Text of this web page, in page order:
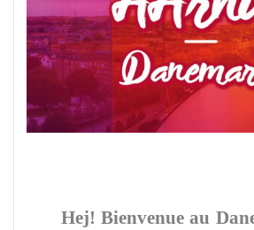
Hej! Bienvenue au